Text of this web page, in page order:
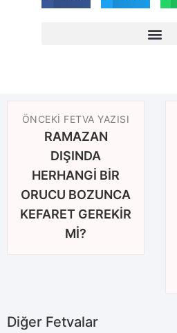
ÖNCEKI FETVA YAZISI
RAMAZAN
DIŞINDA
HERHANGİ BİR
ORUCU BOZUNCA
KEFARET GEREKİR
Mİ?
Diğer Fetvalar